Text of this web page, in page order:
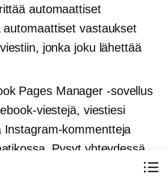
automaattiset
automaattiset vastaukset
jonka joku lähettää
Pages Manager -sovellus
viestejä, viestiesi
Instagram-kommentteja
Pysyt yhteydessä
siitä, mihin he